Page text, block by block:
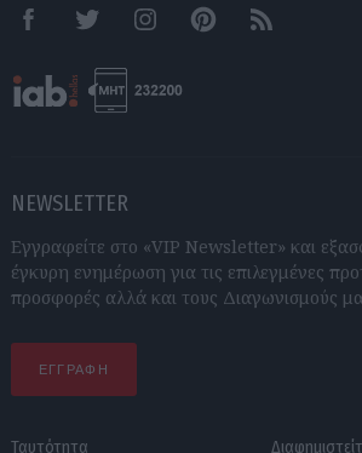
FacebookTwitter InstagramPinterestRSS feeds
NEWSLETTER
Εγγραφείτε στο «VIP Newsletter» και
έγκυρη ενημέρωση για τις επιλεγμένες
προσφορές αλλά και τους Διαγωνισμούς
ΕΓΓΡΑΦΗ
Ταυτότητα